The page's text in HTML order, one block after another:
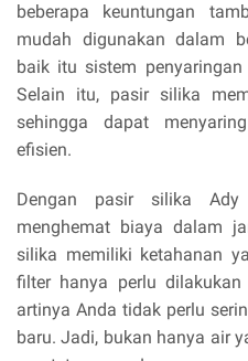
beberapa keuntungan
mudah digunakan dalam
baik itu sistem
Selain itu, pasir silika
sehingga dapat
efisien.
Dengan pasir silika
menghemat biaya dalam
silika memiliki ketahanan
filter hanya perlu
artinya Anda tidak perlu
baru. Jadi, bukan hanya air